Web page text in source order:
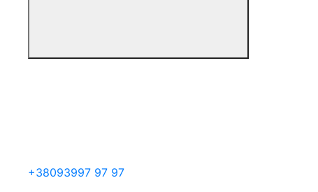
+38093997 97 97